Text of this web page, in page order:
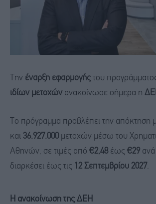
Την έναρξη εφαρμογής του
ιδίων μετοχών ανακοίνωσε σήμερα η
Το πρόγραμμα προβλέπει την απόκτηση
και 36.927.000 μετοχών μέσω του
Αθηνών, σε τιμές από €2,48 έως €29
διαρκέσει έως τις
12 Σεπτεμβρίου 2027.
H ανακοίνωση της ΔΕΗ